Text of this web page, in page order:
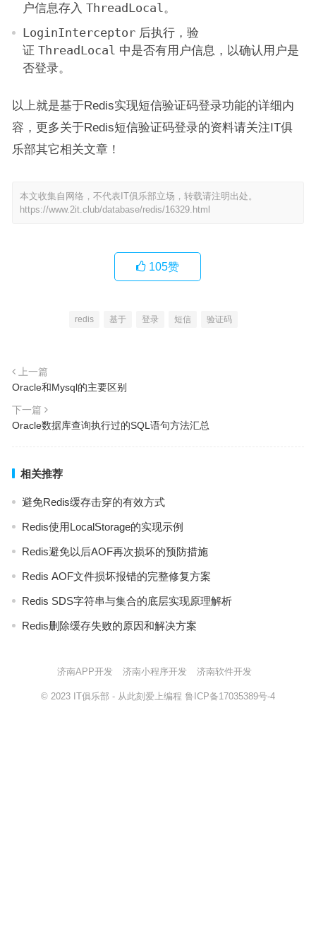
户信息存入 ThreadLocal 。
LoginInterceptor后执行，验
证 ThreadLocal 中是否有用户信息，以确认用户是
否登录。
以上就是基于Redis实现短信验证码登录功能的详细内
容，更多关于Redis短信验证码登录的资料请关注IT俱
乐部其它相关文章！
本文收集自网络，不代表IT俱乐部立场，转载请注明出处。
https://www.2it.club/database/redis/16329.html
105赞
redis 基于 登录 短信 验证码
上一篇
Oracle和Mysql的主要区别
下一篇
Oracle数据库查询执行过的SQL语句方法汇总
相关推荐
避免Redis缓存击穿的有效方式
Redis使用LocalStorage的实现示例
Redis避免以后AOF再次损坏的预防措施
Redis AOF文件损坏报错的完整修复方案
Redis SDS字符串与集合的底层实现原理解析
Redis删除缓存失败的原因和解决方案
济南APP开发 济南小程序开发 济南软件开发
© 2023 IT俱乐部 - 从此刻爱上编程 鲁ICP备17035389号-4